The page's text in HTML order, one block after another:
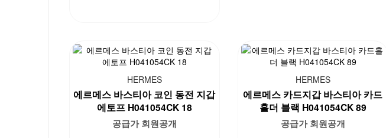
HERMES
에르메스 바스티아 코인 동전 지갑
에토프 H041054CK 18
공급가 회원공개
HERMES
에르메스 카드지갑 바스티아 카드
홀더 블랙 H041054CK 89
공급가 회원공개